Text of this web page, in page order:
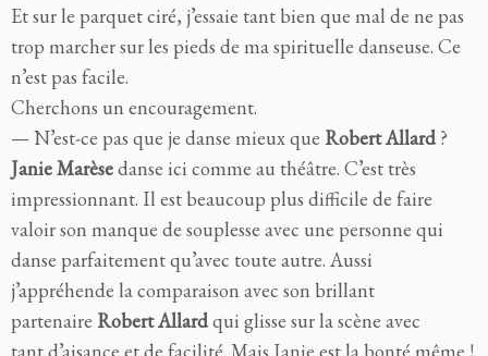
Et sur le parquet ciré, j’essaie tant bien que mal de ne pas
trop marcher sur les pieds de ma spirituelle danseuse. Ce
n’est pas facile.
Cherchons un encouragement.
— N’est-ce pas que je danse mieux que Robert Allard?
Janie Marèsedanse ici comme au théâtre. C’est très
impressionnant. Il est beaucoup plus difficile de faire
valoir son manque de souplesse avec une personne qui
danse parfaitement qu’avec toute autre. Aussi
j’appréhende la comparaison avec son brillant
partenaire Robert Allardqui glisse sur la scène avec